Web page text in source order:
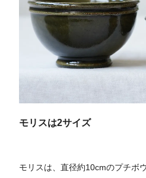
モリスは2サイズ
モリスは、直径約10cmのプチボ